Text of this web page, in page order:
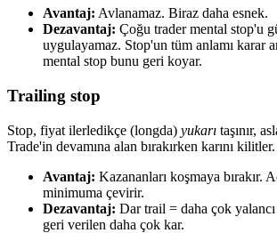
Avantaj: Avlanamaz. Biraz daha esnek.
Dezavantaj: Çoğu trader mental stop'u
uygulayamaz. Stop'un tüm anlamı karar
mental stop bunu geri koyar.
Trailing stop
Stop, fiyat ilerledikçe (longda) yukarı taşınır,
Trade'in devamına alan bırakırken karını kilitler.
Avantaj: Kazananları koşmaya bırakır.
minimuma çevirir.
Dezavantaj: Dar trail = daha çok
geri verilen daha çok kar.